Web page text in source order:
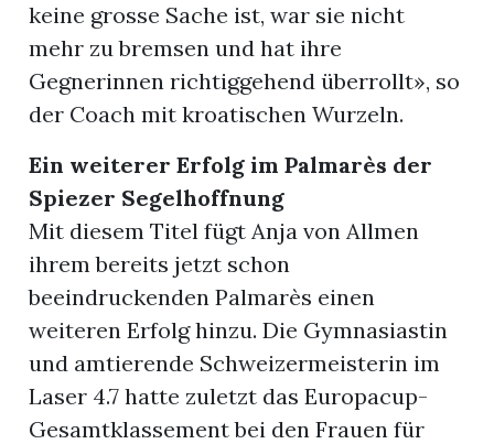
keine grosse Sache ist, war sie nicht
mehr zu bremsen und hat ihre
Gegnerinnen richtiggehend überrollt», so
der Coach mit kroatischen Wurzeln.
Ein weiterer Erfolg im Palmarès der
Spiezer Segelhoffnung
Mit diesem Titel fügt Anja von Allmen
ihrem bereits jetzt schon
beeindruckenden Palmarès einen
weiteren Erfolg hinzu. Die Gymnasiastin
und amtierende Schweizermeisterin im
Laser 4.7 hatte zuletzt das Europacup-
Gesamtklassement bei den Frauen für